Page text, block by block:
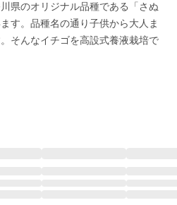
県のオリジナル品種である「さぬ
す。品種名の通り子供から大人ま
そんなイチゴを高設式養液栽培で